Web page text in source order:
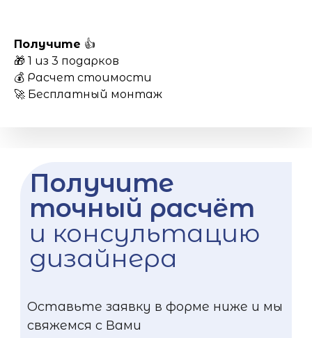
Получите 👍
🎁 1 из 3 подарков
💰 Расчет стоимости
🚀 Бесплатный монтаж
Получите
точный расчёт
и консультацию
дизайнера
Оставьте заявку в форме ниже и мы
свяжемся с Вами